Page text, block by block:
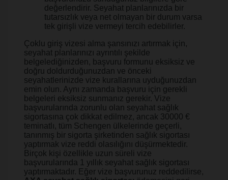
değerlendirir. Seyahat planlarınızda bir
tutarsızlık veya net olmayan bir durum varsa
tek girişli vize vermeyi tercih edebilirler.
Çoklu giriş vizesi alma şansınızı artırmak için,
seyahat planlarınızı ayrıntılı şekilde
belgelediğinizden, başvuru formunu eksiksiz ve
doğru doldurduğunuzdan ve önceki
seyahatlerinizde vize kurallarına uyduğunuzdan
emin olun. Aynı zamanda başvuru için gerekli
belgeleri eksiksiz sunmanız gerekir. Vize
başvurularında zorunlu olan seyahat sağlık
sigortasına çok dikkat edilmez, ancak 30000 €
teminatlı, tüm Schengen ülkelerinde geçerli,
tanınmış bir sigorta şirketinden sağlık sigortası
yaptırmak vize reddi olasılığını düşürmektedir.
Birçok kişi özellikle uzun süreli vize
başvurularında 1 yıllık seyahat sağlık sigortası
yaptırmaktadır. Eğer vize başvurunuz reddedilirse,